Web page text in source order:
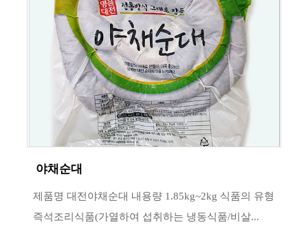
야채순대
제품명 대전야채순대 내용량 1.85kg~2kg 식품의 유형
즉석조리식품(가열하여 섭취하는 냉동식품/비살...